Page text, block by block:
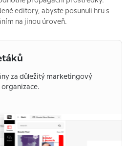
editory, abyste posunuli hru s
na jinou úroveň.
za důležitý marketingový